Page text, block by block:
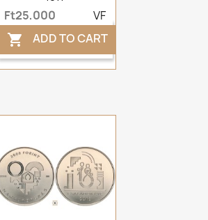
Ft25,000 VF
 ADD TO CART